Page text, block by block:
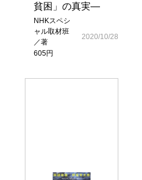
貧困」の真実―
NHKスペシ
ャル取材班
／著
605円
2020/10/28